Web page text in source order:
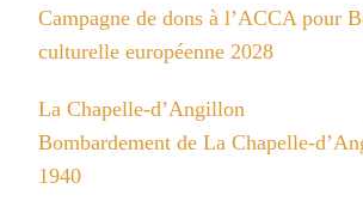
Campagne de dons à l’ACCA pour
culturelle européenne 2028
La Chapelle-d’Angillon
Bombardement de La Chapelle-
1940